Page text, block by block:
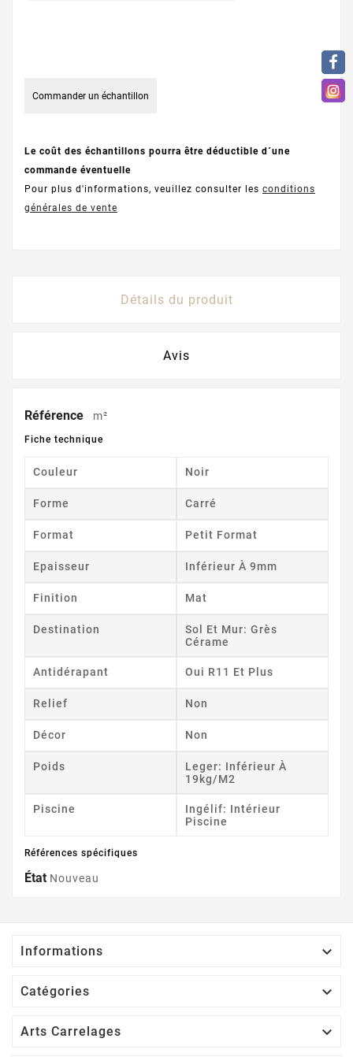
Commander un échantillon
Le coût des échantillons pourra être déductible d´une
commande éventuelle
Pour plus d'informations, veuillez consulter les conditions
générales de vente
Détails du produit
Avis
Référence m²
Fiche technique
Couleur Noir
Forme Carré
Format Petit Format
Epaisseur Inférieur À 9mm
Finition Mat
Destination
Sol Et Mur: Grès
Cérame
Antidérapant Oui R11 Et Plus
Relief Non
Décor Non
Poids
Leger: Inférieur À
19kg/m2
Piscine
Ingélif: Intérieur
Piscine
Références spécifiques
État Nouveau
Informations 
Catégories 
Arts Carrelages 